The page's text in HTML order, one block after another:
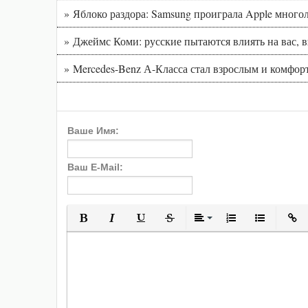
» Яблоко раздора: Samsung проиграла Apple
» Джеймс Коми: русские пытаются влиять на вас,
» Mercedes-Benz А-Класса стал взрослым и
Ваше Имя:
Ваш E-Mail:
Полужирный
КурсивПодчеркнутый
Зачеркнутый